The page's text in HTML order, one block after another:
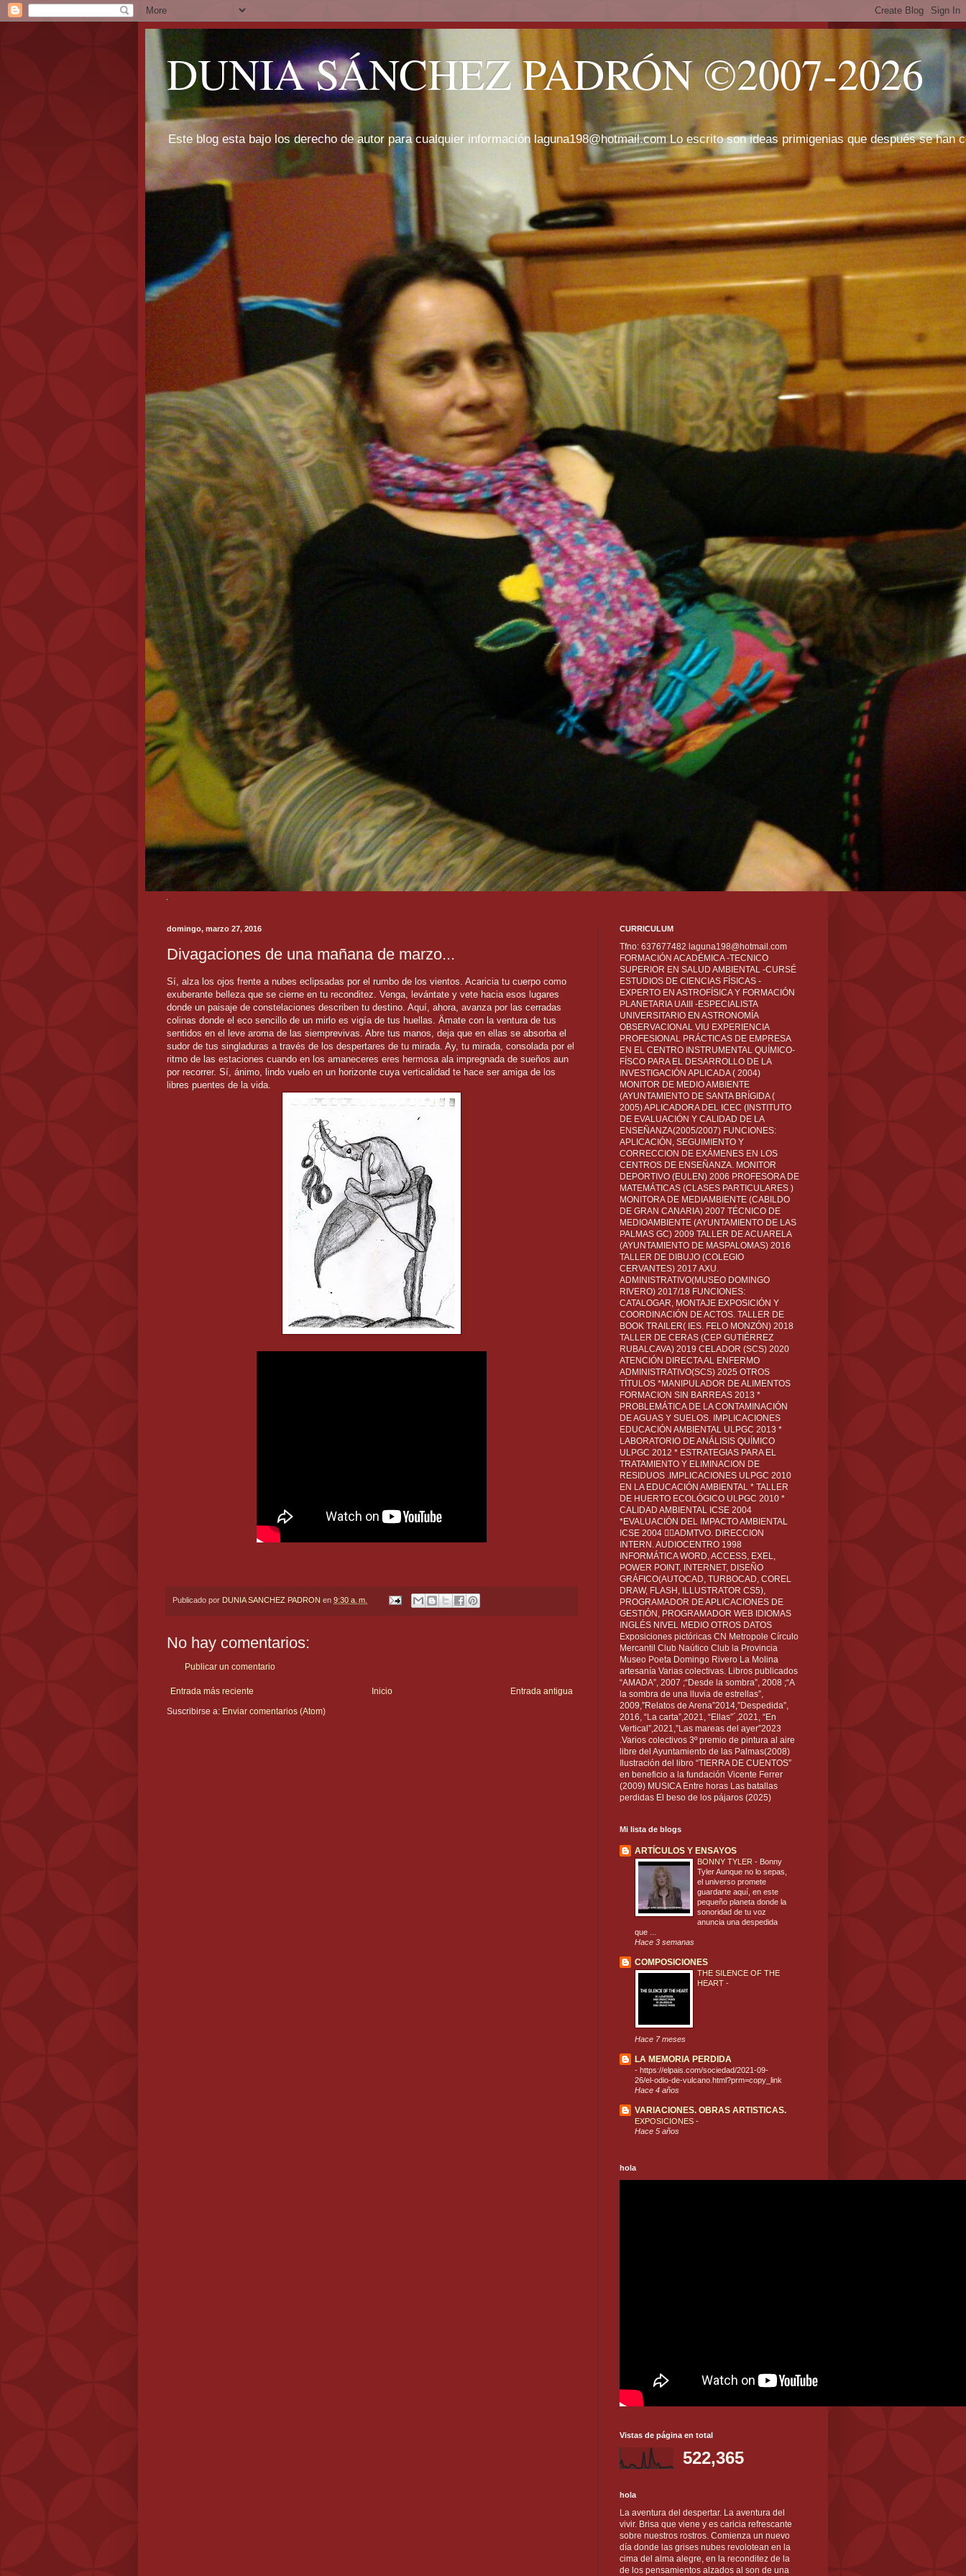
DUNIA SÁNCHEZ PADRÓN ©2007-2026
Este blog esta bajo los derecho de autor para cualquier información laguna198@hotmail.com Lo escrito son ideas primigenias que después se han
domingo, marzo 27, 2016
Divagaciones de una mañana de marzo...
Sí, alza los ojos frente a nubes eclipsadas por el rumbo de los vientos. Acaricia tu cuerpo como
exuberante belleza que se cierne en tu reconditez. Venga, levántate y vete hacia esos lugares
donde un paisaje de constelaciones describen tu destino. Aquí, ahora, avanza por las cerradas
colinas donde el eco sencillo de un mirlo es vigía de tus huellas. Ämate con la ventura de tus
sentidos en el leve aroma de las siemprevivas. Abre tus manos, deja que en ellas se absorba el
sudor de tus singladuras a través de los despertares de tu mirada. Ay, tu mirada, consolada por el
ritmo de las estaciones cuando en los amaneceres eres hermosa ala impregnada de sueños aun
por recorrer. Sí, ánimo, lindo vuelo en un horizonte cuya verticalidad te hace ser amiga de los
libres puentes de la vida.
Publicado por DUNIA SANCHEZ PADRON en 9:30 a. m.
No hay comentarios:
Publicar un comentario
Entrada más reciente Entrada antigua
Inicio
Suscribirse a: Enviar comentarios (Atom)
CURRICULUM
Tfno: 637677482 laguna198@hotmail.com
FORMACIÓN ACADÉMICA -TECNICO
SUPERIOR EN SALUD AMBIENTAL -CURSÉ
ESTUDIOS DE CIENCIAS FÍSICAS -
EXPERTO EN ASTROFÍSICA Y FORMACIÓN
PLANETARIA UAIII -ESPECIALISTA
UNIVERSITARIO EN ASTRONOMÍA
OBSERVACIONAL VIU EXPERIENCIA
PROFESIONAL PRÁCTICAS DE EMPRESA
EN EL CENTRO INSTRUMENTAL QUÍMICO-
FÍSCO PARA EL DESARROLLO DE LA
INVESTIGACIÓN APLICADA ( 2004)
MONITOR DE MEDIO AMBIENTE
(AYUNTAMIENTO DE SANTA BRÍGIDA (
2005) APLICADORA DEL ICEC (INSTITUTO
DE EVALUACIÓN Y CALIDAD DE LA
ENSEÑANZA(2005/2007) FUNCIONES:
APLICACIÓN, SEGUIMIENTO Y
CORRECCION DE EXÁMENES EN LOS
CENTROS DE ENSEÑANZA. MONITOR
DEPORTIVO (EULEN) 2006 PROFESORA DE
MATEMÁTICAS (CLASES PARTICULARES )
MONITORA DE MEDIAMBIENTE (CABILDO
DE GRAN CANARIA) 2007 TÉCNICO DE
MEDIOAMBIENTE (AYUNTAMIENTO DE LAS
PALMAS GC) 2009 TALLER DE ACUARELA
(AYUNTAMIENTO DE MASPALOMAS) 2016
TALLER DE DIBUJO (COLEGIO
CERVANTES) 2017 AXU.
ADMINISTRATIVO(MUSEO DOMINGO
RIVERO) 2017/18 FUNCIONES:
CATALOGAR, MONTAJE EXPOSICIÓN Y
COORDINACIÓN DE ACTOS. TALLER DE
BOOK TRAILER( IES. FELO MONZÓN) 2018
TALLER DE CERAS (CEP GUTIÉRREZ
RUBALCAVA) 2019 CELADOR (SCS) 2020
ATENCIÓN DIRECTA AL ENFERMO
ADMINISTRATIVO(SCS) 2025 OTROS
TÍTULOS *MANIPULADOR DE ALIMENTOS
FORMACION SIN BARREAS 2013 *
PROBLEMÁTICA DE LA CONTAMINACIÓN
DE AGUAS Y SUELOS. IMPLICACIONES
EDUCACIÓN AMBIENTAL ULPGC 2013 *
LABORATORIO DE ANÁLISIS QUÍMICO
ULPGC 2012 * ESTRATEGIAS PARA EL
TRATAMIENTO Y ELIMINACION DE
RESIDUOS .IMPLICACIONES ULPGC 2010
EN LA EDUCACIÓN AMBIENTAL * TALLER
DE HUERTO ECOLÓGICO ULPGC 2010 *
CALIDAD AMBIENTAL ICSE 2004
*EVALUACIÓN DEL IMPACTO AMBIENTAL
ICSE 2004 ADMTVO. DIRECCION
INTERN. AUDIOCENTRO 1998
INFORMÁTICA WORD, ACCESS, EXEL,
POWER POINT, INTERNET, DISEÑO
GRÁFICO(AUTOCAD, TURBOCAD, COREL
DRAW, FLASH, ILLUSTRATOR CS5),
PROGRAMADOR DE APLICACIONES DE
GESTIÓN, PROGRAMADOR WEB IDIOMAS
INGLÉS NIVEL MEDIO OTROS DATOS
Exposiciones pictóricas CN Metropole Círculo
Mercantil Club Naútico Club la Provincia
Museo Poeta Domingo Rivero La Molina
artesanía Varias colectivas. Libros publicados
“AMADA”, 2007 ;“Desde la sombra”, 2008 ;“A
la sombra de una lluvia de estrellas”,
2009,”Relatos de Arena”2014,”Despedida”,
2016, “La carta”,2021, “Ellas”´,2021, “En
Vertical”,2021,”Las mareas del ayer”2023
.Varios colectivos 3º premio de pintura al aire
libre del Ayuntamiento de las Palmas(2008)
Ilustración del libro “TIERRA DE CUENTOS”
en beneficio a la fundación Vicente Ferrer
(2009) MUSICA Entre horas Las batallas
perdidas El beso de los pájaros (2025)
Mi lista de blogs
ARTÍCULOS Y ENSAYOS
BONNY TYLER - Bonny
Tyler Aunque no lo sepas,
el universo promete
guardarte aquí, en este
pequeño planeta donde la
sonoridad de tu voz
anuncia una despedida
que ...
Hace 3 semanas
COMPOSICIONES
THE SILENCE OF THE
HEART -
Hace 7 meses
LA MEMORIA PERDIDA
- https://elpais.com/sociedad/2021-09-
26/el-odio-de-vulcano.html?prm=copy_link
Hace 4 años
VARIACIONES. OBRAS ARTISTICAS.
EXPOSICIONES -
Hace 5 años
hola
Vistas de página en total
522,365
hola
La aventura del despertar. La aventura del
vivir. Brisa que viene y es caricia refrescante
sobre nuestros rostros. Comienza un nuevo
día donde las grises nubes revolotean en la
cima del alma alegre, en la reconditez de la
de los pensamientos alzados al son de una